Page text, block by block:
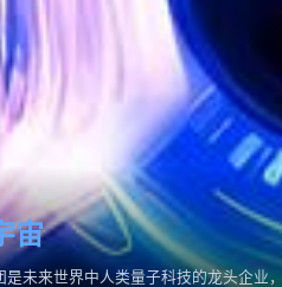
宙
是未来世界中人类量子科技的龙头企业